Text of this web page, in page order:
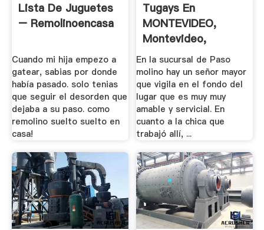
Lista De Juguetes
– Remolinoencasa
Cuando mi hija empezo a
gatear, sabias por donde
había pasado. solo tenias
que seguir el desorden que
dejaba a su paso. como
remolino suelto suelto en
casa!
Tugays En
MONTEVIDEO,
Montevideo,
Uruguay
En la sucursal de Paso
molino hay un señor mayor
que vigila en el fondo del
lugar que es muy muy
amable y servicial. En
cuanto a la chica que
trabajó allí, ...